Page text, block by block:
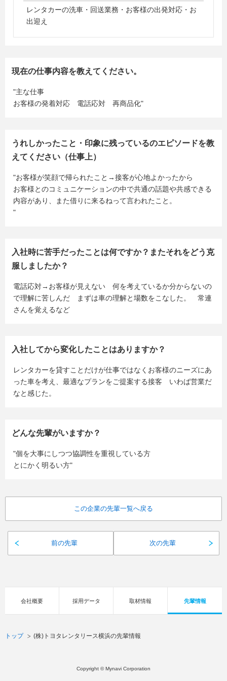
レンタカーの洗車・回送業務・お客様の出発対応・お
出迎え
現在の仕事内容を教えてください。
"主な仕事
お客様の発着対応 電話応対 再商品化"
うれしかったこと・印象に残っているのエピソードを教
えてください（仕事上）
"お客様が笑顔で帰られたこと→接客が心地よかったから
お客様とのコミュニケーションの中で共通の話題や共感できる
内容があり、また借りに来るねって言われたこと。
"
入社時に苦手だったことは何ですか？またそれをどう克
服しましたか？
電話応対→お客様が見えない 何を考えているか分からないの
で理解に苦しんだ まずは車の理解と場数をこなした。 常連
さんを覚えるなど
入社してから変化したことはありますか？
レンタカーを貸すことだけが仕事ではなくお客様のニーズにあ
った車を考え、最適なプランをご提案する接客 いわば営業だ
なと感じた。
どんな先輩がいますか？
"個を大事にしつつ協調性を重視している方
とにかく明るい方"
前の先輩
この企業の先輩一覧へ戻る
次の先輩
会社概要 採用データ 取材情報 先輩情報
トップ (株)トヨタレンタリース横浜の先輩情報
Copyright © Mynavi Corporation